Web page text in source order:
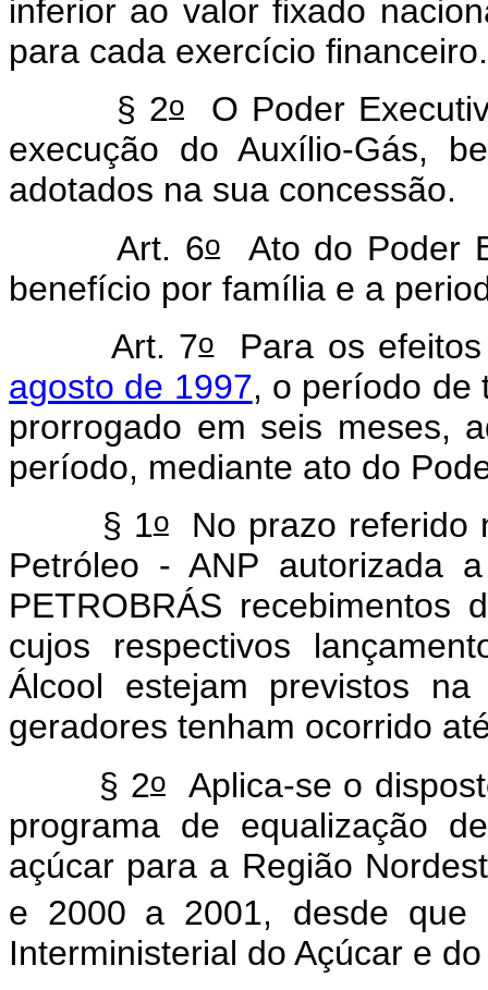
inferior ao valor fixado
para cada exercício financeiro.
§ 2o O Poder
execução do Auxílio-Gás,
adotados na sua concessão.
Art. 6oAto do Poder
benefício por família e a
Art. 7oPara os
agosto de 1997, o período de
prorrogado em seis meses,
período, mediante ato do
§ 1oNo prazo referido
Petróleo - ANP autorizada
PETROBRÁS
cujos respectivos
Álcool estejam previstos
geradores tenham ocorrido
§ 2oAplica-se o
programa de equalização
açúcar para a Região
e 2000 a 2001, desde que
Interministerial do Açúcar e